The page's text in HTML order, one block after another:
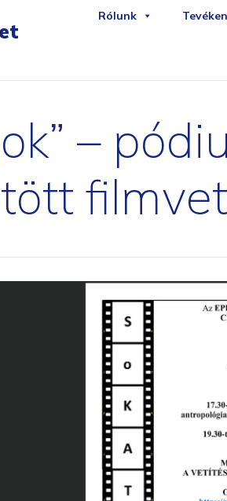
ersatzteiledirekt sportudstyr
Rólunk
–